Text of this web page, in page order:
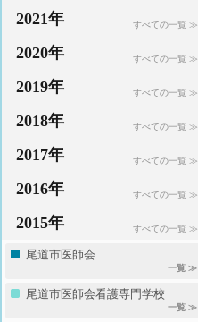
2021年 すべての一覧 ≫
2020年 すべての一覧 ≫
2019年 すべての一覧 ≫
2018年 すべての一覧 ≫
2017年 すべての一覧 ≫
2016年 すべての一覧 ≫
2015年 すべての一覧 ≫
尾道市医師会
一覧 ≫
尾道市医師会看護専門学校
一覧 ≫